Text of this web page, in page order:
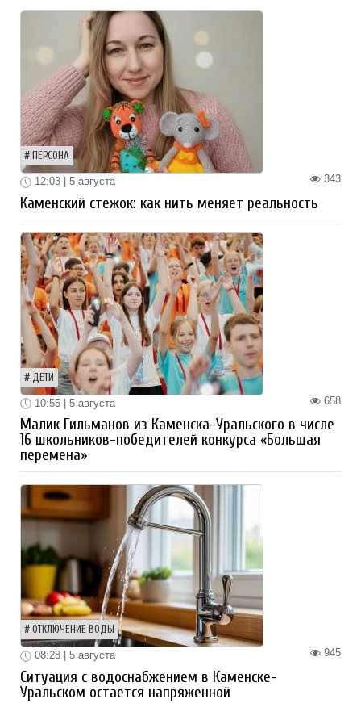
ПЕРСОНА
343
12:03 | 5 августа
Каменский стежок: как нить меняет реальность
ДЕТИ
658
10:55 | 5 августа
Малик Гильманов из Каменска-Уральского в числе
16 школьников-победителей конкурса «Большая
перемена»
ОТКЛЮЧЕНИЕ ВОДЫ
945
08:28 | 5 августа
Ситуация с водоснабжением в Каменске-
Уральском остается напряженной